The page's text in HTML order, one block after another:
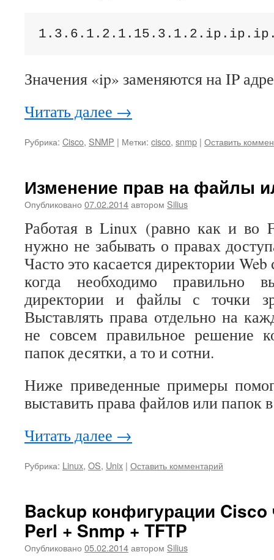
Значения «ip» заменяются на IP
Читать далее →
Рубрика: Cisco, SNMP | Метки: cisco, snmp | Оставить
Изменение прав на файлы
Опубликовано 07.02.2014автором Silius
Работая в Linux (равно как и во
нужно не забывать о правах
Часто это касается директории
когда необходимо правильно
директории и файлы с точки
Выставлять права отдельно на
не совсем правильное решение
папок десятки, а то и сотни.
Ниже приведенные примеры
выставить права файлов или папок
Читать далее →
Рубрика: Linux, OS, Unix | Оставить комментарий
Backup конфигурации Cisco
Perl + Snmp + TFTP
Опубликовано 05.02.2014автором Silius